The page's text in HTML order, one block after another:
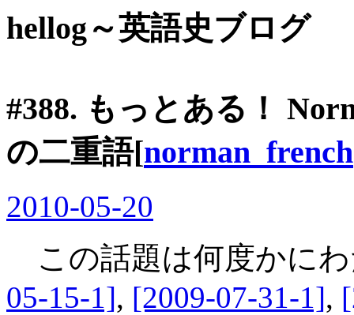
hellog～英語史ブログ
#388. もっとある！
の二重語[norman_french
2010-05-20
この話題は何度かに
05-15-1], [2009-07-31-1],